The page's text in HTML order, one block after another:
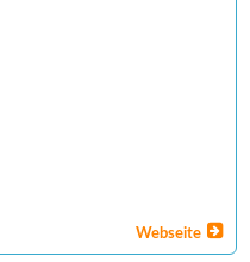
Webseite